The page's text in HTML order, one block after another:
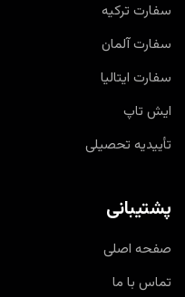
سفارت ترکیه
سفارت آلمان
سفارت ایتالیا
ایش تاپ
تأییدیه تحصیلی
پشتیبانی
صفحه اصلی
تماس با ما